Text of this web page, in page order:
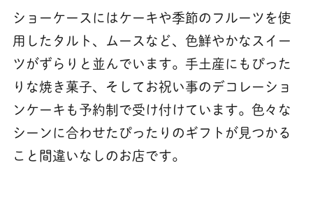
ショーケースにはケーキや季節のフルーツを使
用したタルト、ムースなど、色鮮やかなスイー
ツがずらりと並んでいます。手土産にもぴった
りな焼き菓子、そしてお祝い事のデコレーショ
ンケーキも予約制で受け付けています。色々な
シーンに合わせたぴったりのギフトが見つかる
こと間違いなしのお店です。